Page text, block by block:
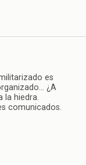
es
¿A
la hiedra.
comunicados.